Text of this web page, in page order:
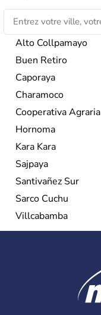
Alto Collpamayo
Buen Retiro
Caporaya
Charamoco
Cooperativa Agraria
Hornoma
Kara Kara
Sajpaya
Santivañez Sur
Sarco Cuchu
Villcabamba